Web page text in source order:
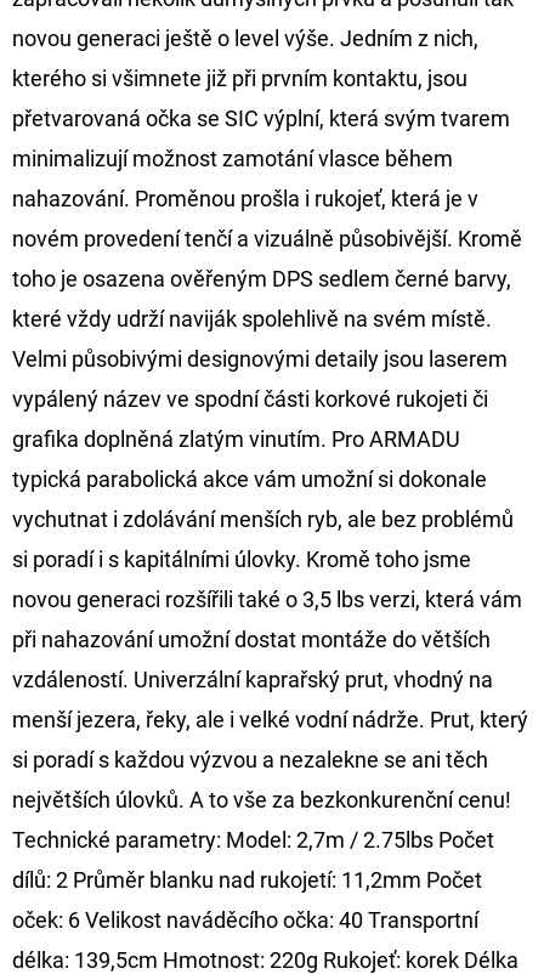
novou generaci ještě o level výše. Jedním z nich,
kterého si všimnete již při prvním kontaktu, jsou
přetvarovaná očka se SIC výplní, která svým tvarem
minimalizují možnost zamotání vlasce během
nahazování. Proměnou prošla i rukojeť, která je v
novém provedení tenčí a vizuálně působivější. Kromě
toho je osazena ověřeným DPS sedlem černé barvy,
které vždy udrží naviják spolehlivě na svém místě.
Velmi působivými designovými detaily jsou laserem
vypálený název ve spodní části korkové rukojeti či
grafika doplněná zlatým vinutím. Pro ARMADU
typická parabolická akce vám umožní si dokonale
vychutnat i zdolávání menších ryb, ale bez problémů
si poradí i s kapitálními úlovky. Kromě toho jsme
novou generaci rozšířili také o 3,5 lbs verzi, která vám
při nahazování umožní dostat montáže do větších
vzdáleností. Univerzální kaprařský prut, vhodný na
menší jezera, řeky, ale i velké vodní nádrže. Prut, který
si poradí s každou výzvou a nezalekne se ani těch
největších úlovků. A to vše za bezkonkurenční cenu!
Technické parametry: Model: 2,7m / 2.75lbs Počet
dílů: 2 Průměr blanku nad rukojetí: 11,2mm Počet
oček: 6 Velikost naváděcího očka: 40 Transportní
délka: 139,5cm Hmotnost: 220g Rukojeť: korek Délka
Č
U
J
E
M
E
OLOVĚNÁ
ZÁTĚŽ
DELPHIN
CYBERBARBED
OTVOREM
36
Původně:
Kč